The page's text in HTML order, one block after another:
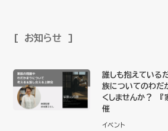
お知らせ
誰しも抱えている
族についてのわだ
くしませんか？ 『
催
イベント